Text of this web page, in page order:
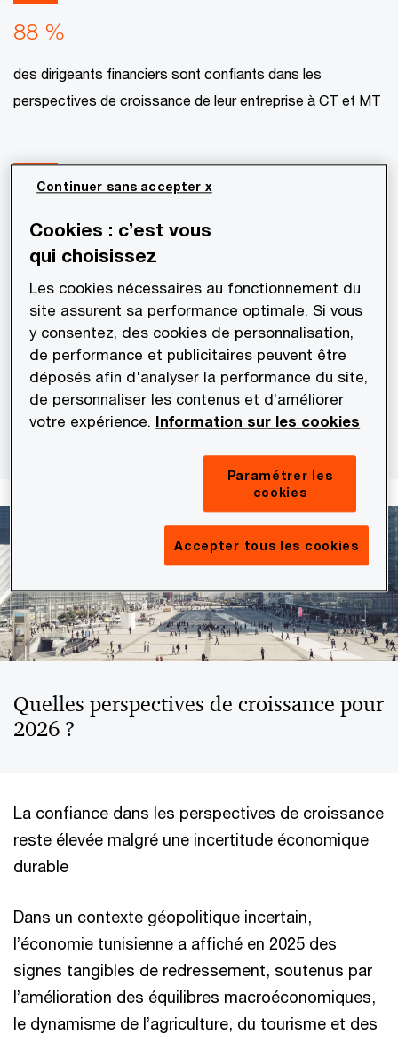
88 %
des dirigeants financiers sont confiants dans les
perspectives de croissance de leur entreprise à CT et MT
78 %
des directions Financières jugent que l’IA aura un impact
fort sur leurs activités à horizon 2 ans
67 %
des dirigeants financiers prévoient une stabilité des coûts
de la direction financière en 2026
Quelles perspectives de croissance pour
2026 ?
La confiance dans les perspectives de croissance
reste élevée malgré une incertitude économique
durable
Dans un contexte géopolitique incertain,
l’économie tunisienne a affiché en 2025 des
signes tangibles de redressement, soutenus par
l’amélioration des équilibres macroéconomiques,
le dynamisme de l’agriculture, du tourisme et des
Cookies : c’est vous
qui choisissez
Les cookies nécessaires au fonctionnement du
site assurent sa performance optimale. Si vous
y consentez, des cookies de personnalisation,
de performance et publicitaires peuvent être
déposés afin d'analyser la performance du site,
de personnaliser les contenus et d’améliorer
votre expérience. Information sur les cookies
Paramétrer les
cookies
Accepter tous les cookies
Continuer sans accepter x